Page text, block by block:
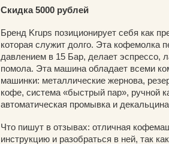
Скидка 5000 рублей
Бренд Krups позиционирует себя как
которая служит долго. Эта кофемолка
давлением в 15 Бар, делает эспрессо,
помола. Эта машина обладает всеми
машинки: металлические жернова,
кофе, система «быстрый пар», ручной
автоматическая промывка и
Что пишут в отзывах: отличная
инструкцию и разобраться в ней, так